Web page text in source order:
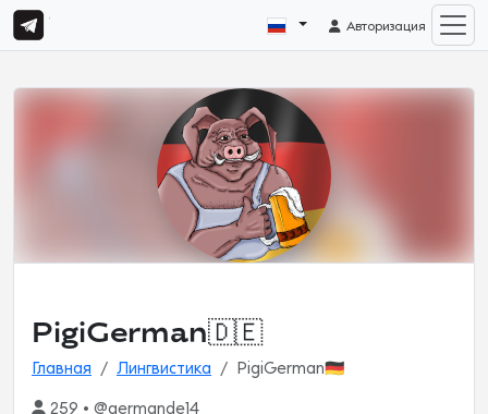
Авторизация
PigiGerman🇩🇪
Главная Лингвистика PigiGerman🇩🇪
259 • @germande14